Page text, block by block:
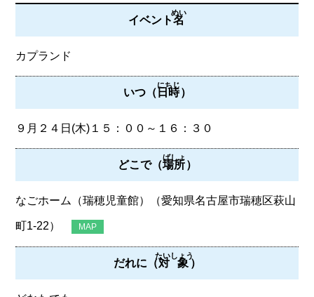
イベント名
めい
カプランド
いつ（日時
にちじ
）
９月２４日(木)１５：００～１６：３０
どこで（場所
ばしょ
）
なごホーム（瑞穂児童館）（愛知県名古屋市瑞穂区萩山
町1-22） MAP
だれに（対象
たいしょう
）